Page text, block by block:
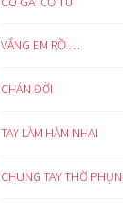
VẮNG EM RỒI…
CHÁN ĐỜI
TAY LÀM HÀM NHAI
CHUNG TAY THỜ